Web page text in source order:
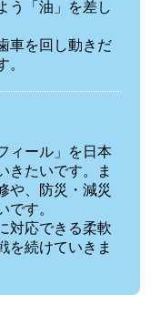
う「油」を差し
車を回し動きだ
ィール」を日本
きたいです。ま
や、防災・減災
す。
対応できる柔軟
を続けていきま